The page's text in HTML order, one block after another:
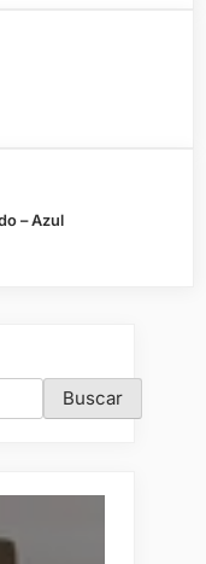
– Azul
Buscar